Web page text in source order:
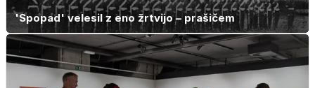
'Spopad' velesil z eno žrtvijo – prašičem